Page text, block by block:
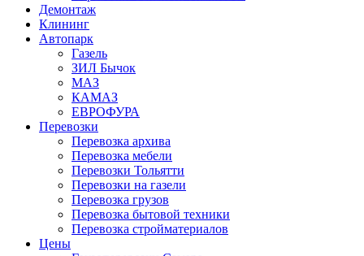
Демонтаж
Клининг
Автопарк
Газель
ЗИЛ Бычок
МАЗ
КАМАЗ
ЕВРОФУРА
Перевозки
Перевозка архива
Перевозка мебели
Перевозки Тольятти
Перевозки на газели
Перевозка грузов
Перевозка бытовой техники
Перевозка стройматериалов
Цены